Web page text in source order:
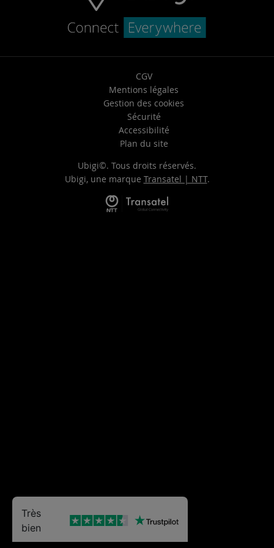
CGV
Mentions légales
Gestion des cookies
Sécurité
Accessibilité
Plan du site
Ubigi©. Tous droits réservés.
Ubigi, une marque Transatel | NTT.
Très
bien